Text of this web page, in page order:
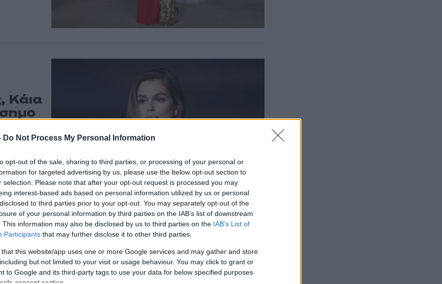
Do Not Process My Personal Information
opt-out of the sale, sharing to third parties, or processing of your personal or
for targeted advertising by us, please use the below opt-out section to
selection. Please note that after your opt-out request is processed you may
interest-based ads based on personal information utilized by us or personal
to third parties prior to your opt-out. You may separately opt-out of the
of your personal information by third parties on the IAB’s list of downstream
This information may also be disclosed by us to third parties on the IAB’s List of
Participants that may further disclose it to other third parties.
that this website/app uses one or more Google services and may gather and store
but not limited to your visit or usage behaviour. You may click to grant or
to Google and its third-party tags to use your data for below specified purposes
consent section.
Κάια
την
Η